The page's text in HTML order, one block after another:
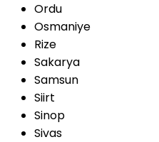
Ordu
Osmaniye
Rize
Sakarya
Samsun
Siirt
Sinop
Sivas